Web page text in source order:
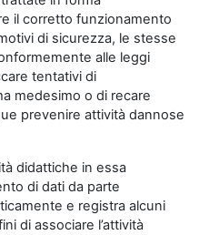
il corretto funzionamento
di sicurezza, le stesse
alle leggi
tentativi di
medesimo o di recare
prevenire attività dannose
didattiche in essa
di dati da parte
e registra alcuni
di associare l’attività